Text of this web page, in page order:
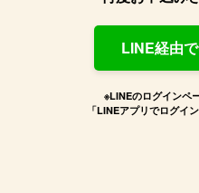
LINE経由
※LINEのログインペ
「LINEアプリでログイ